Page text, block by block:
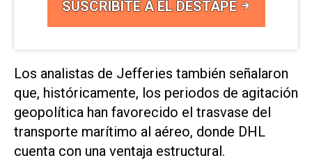
SUSCRIBITE A EL DESTAPE
Los analistas de Jefferies también ‌señalaron
que, históricamente, los periodos de agitación
geopolítica han favorecido el trasvase del
transporte ⁠marítimo al aéreo, donde DHL
cuenta con una ventaja estructural.